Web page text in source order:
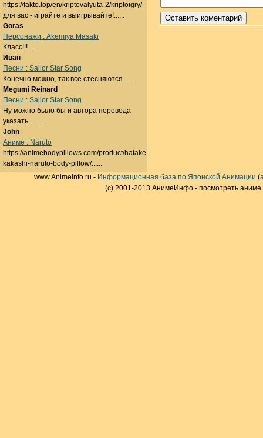
https://fakto.top/en/kriptovalyuta-2/kriptoigry/
для вас - играйте и выигрывайте!......
Goras
Персонажи : Akemiya Masaki
Класс!!!......
Иван
Песни : Sailor Star Song
Конечно можно, так все стесняются.......
Megumi Reinard
Песни : Sailor Star Song
Ну можно было бы и автора перевода
указать.........
John
Аниме : Naruto
https://animebodypillows.com/product/hatake-
kakashi-naruto-body-pillow/......
www.Animeinfo.ru - Информационная база по Японской Анимации (
(c) 2001-2013 АнимеИнфо - посмотреть аниме